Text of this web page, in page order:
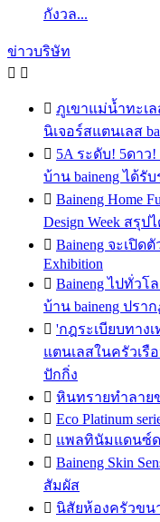
กังวล...
ข่าวบริษัท
 
 ภูเขาแม่น้ำทะเ
นิเจอร์สแตนเลส
 5A ระดับ! 5ดาว
บ้าน baineng ได้รั
 Baineng Home
Design Week สรุป
 Baineng จะเปิดตั
Exhibition
 Baineng ไปทั่ว
บ้าน baineng ปราก
 'กฎระเบียบทาง
แตนเลสในครัวเรื
ปักกิ่ง
 หินทรายทำลาย
 Eco Platinum
 แพลทินัมแดนซ์ด
 Baineng Skin
สัมผัส
 นิสัยห้องครัวขน